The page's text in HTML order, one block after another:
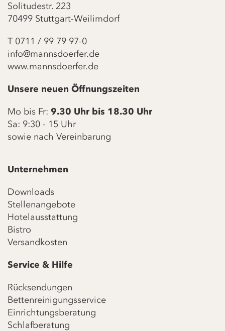
Solitudestr. 223
70499 Stuttgart-Weilimdorf
T 0711 / 99 79 97-0
info@mannsdoerfer.de
www.mannsdoerfer.de
Unsere neuen Öffnungszeiten
Mo bis Fr: 9.30 Uhr bis 18.30 Uhr
Sa: 9:30 - 15 Uhr
sowie nach Vereinbarung
Unternehmen
Downloads
Stellenangebote
Hotelausstattung
Bistro
Versandkosten
Service & Hilfe
Rücksendungen
Bettenreinigungsservice
Einrichtungsberatung
Schlafberatung